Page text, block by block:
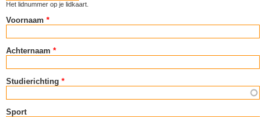
Het lidnummer op je lidkaart.
Voornaam *
Achternaam *
Studierichting *
Sport